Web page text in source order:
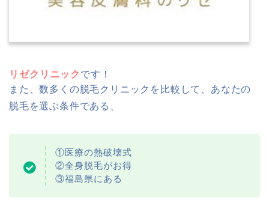
リゼクリニック です！
また、数多くの脱毛クリニックを比較して、あなたの
脱毛を選ぶ条件である、
①医療の熱破壊式
②全身脱毛がお得
③福島県にある